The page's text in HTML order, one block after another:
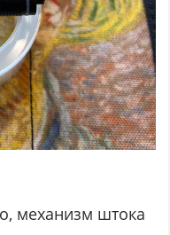
механизм штока